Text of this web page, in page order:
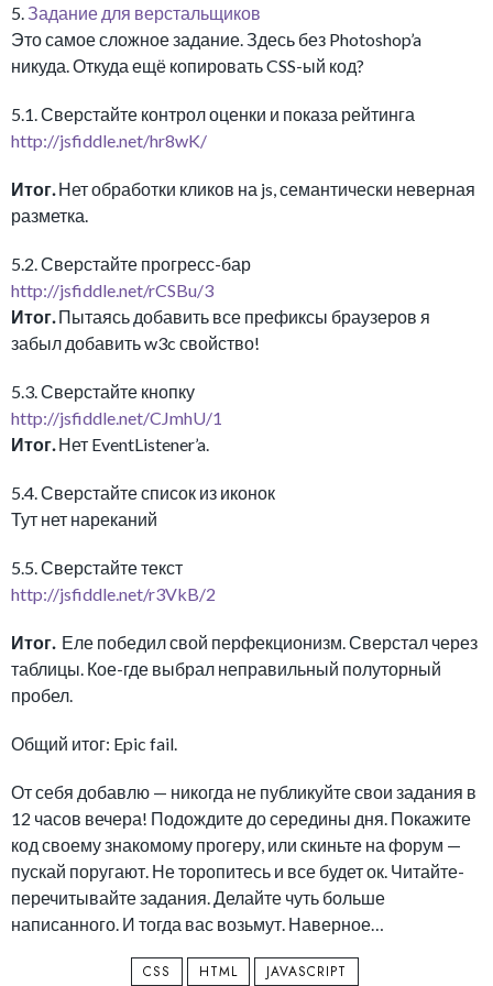
5. Задание для верстальщиков
Это самое сложное задание. Здесь без Photoshop’a
никуда. Откуда ещё копировать CSS-ый код?
5.1. Сверстайте контрол оценки и показа рейтинга
http://jsfiddle.net/hr8wK/
Итог. Нет обработки кликов на js, семантически неверная
разметка.
5.2. Сверстайте прогресс-бар
http://jsfiddle.net/rCSBu/3
Итог. Пытаясь добавить все префиксы браузеров я
забыл добавить w3c свойство!
5.3. Сверстайте кнопку
http://jsfiddle.net/CJmhU/1
Итог. Нет EventListener’a.
5.4. Сверстайте список из иконок
Тут нет нареканий
5.5. Сверстайте текст
http://jsfiddle.net/r3VkB/2
Итог. Еле победил свой перфекционизм. Сверстал через
таблицы. Кое-где выбрал неправильный полуторный
пробел.
Общий итог: Epic fail.
От себя добавлю — никогда не публикуйте свои задания в
12 часов вечера! Подождите до середины дня. Покажите
код своему знакомому прогеру, или скиньте на форум —
пускай поругают. Не торопитесь и все будет ок. Читайте-
перечитывайте задания. Делайте чуть больше
написанного. И тогда вас возьмут. Наверное…
CSS HTML JAVASCRIPT